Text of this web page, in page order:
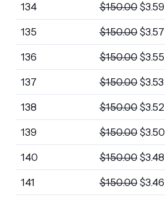
134 $150.00 $3.59
135 $150.00 $3.57
136 $150.00 $3.55
137 $150.00 $3.53
138 $150.00 $3.52
139 $150.00 $3.50
140 $150.00 $3.48
141 $150.00 $3.46